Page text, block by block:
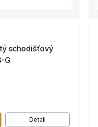
schodišťový
G
Detail